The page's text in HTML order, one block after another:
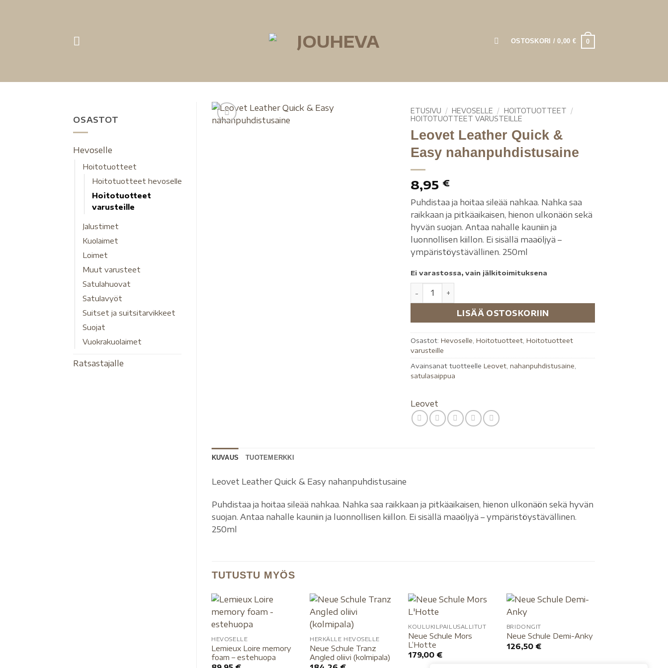
OSTOSKORI /0,00 € 0
OSASTOT
Hevoselle
Hoitotuotteet
Hoitotuotteet hevoselle
Hoitotuotteet
varusteille
Jalustimet
Kuolaimet
Loimet
Muut varusteet
Satulahuovat
Satulavyöt
Suitset ja suitsitarvikkeet
Suojat
Vuokrakuolaimet
Ratsastajalle
ETUSIVU / HEVOSELLE / HOITOTUOTTEET /
HOITOTUOTTEET VARUSTEILLE
Leovet Leather Quick &
Easy nahanpuhdistusaine
8,95 €
Puhdistaa ja hoitaa sileää nahkaa. Nahka saa
raikkaan ja pitkäaikaisen, hienon ulkonäön sekä
hyvän suojan. Antaa nahalle kauniin ja
luonnollisen kiillon. Ei sisällä maaöljyä –
ympäristöystävällinen. 250ml
Ei varastossa, vain jälkitoimituksena
LISÄÄ OSTOSKORIIN
Osastot:Hevoselle,Hoitotuotteet,Hoitotuotteet
varusteille
Avainsanat tuotteelleLeovet,nahanpuhdistusaine,
satulasaippua
Leovet
KUVAUS TUOTEMERKKI
Leovet Leather Quick & Easy nahanpuhdistusaine
Puhdistaa ja hoitaa sileää nahkaa. Nahka saa raikkaan ja pitkäaikaisen, hienon ulkonäön sekä hyvän
suojan. Antaa nahalle kauniin ja luonnollisen kiillon. Ei sisällä maaöljyä – ympäristöystävällinen.
250ml
TUTUSTU MYÖS
HEVOSELLE
Lemieux Loire memory
foam – estehuopa
HERKÄLLE HEVOSELLE
Neue Schule Tranz
Angled oliivi (kolmipala)
KOULUKILPAILUSALLITUT
Neue Schule Mors
L’Hotte
179,00 €
BRIDONGIT
Neue Schule Demi-Anky
126,50 €